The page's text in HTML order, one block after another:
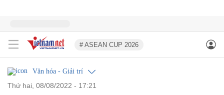
# ASEAN CUP 2026
Văn hóa - Giải trí
thứ hai, 08/08/2022 - 17:21